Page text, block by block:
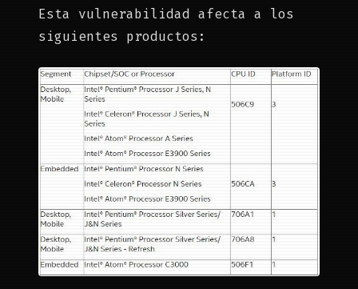
Esta vulnerabilidad afecta a los
siguientes productos: